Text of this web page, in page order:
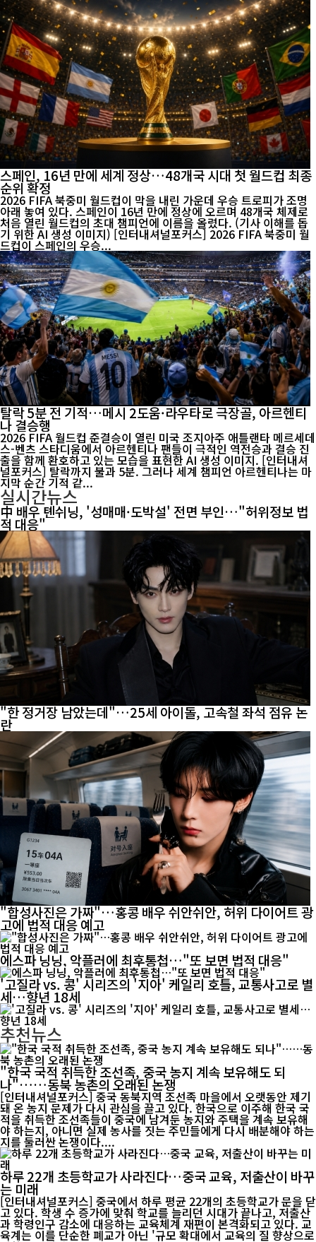
스페인, 16년 만에 세계 정상…48개국 시대 첫 월드컵 최종
순위 확정
2026 FIFA 북중미 월드컵이 막을 내린 가운데 우승 트로피가 조명
아래 놓여 있다. 스페인이 16년 만에 정상에 오르며 48개국 체제로
처음 열린 월드컵의 초대 챔피언에 이름을 올렸다. (기사 이해를 돕
기 위한 AI 생성 이미지) [인터내셔널포커스] 2026 FIFA 북중미 월
드컵이 스페인의 우승...
탈락 5분 전 기적…메시 2도움·라우타로 극장골, 아르헨티
나 결승행
2026 FIFA 월드컵 준결승이 열린 미국 조지아주 애틀랜타 메르세데
스-벤츠 스타디움에서 아르헨티나 팬들이 극적인 역전승과 결승 진
출을 함께 환호하고 있는 모습을 표현한 AI 생성 이미지. [인터내셔
널포커스] 탈락까지 불과 5분. 그러나 세계 챔피언 아르헨티나는 마
지막 순간 기적 같...
실시간뉴스
中 배우 톈쉬닝, '성매매·도박설' 전면 부인…"허위정보 법
적 대응"
"한 정거장 남았는데"…25세 아이돌, 고속철 좌석 점유 논
란
"합성사진은 가짜"…홍콩 배우 쉬안쉬안, 허위 다이어트 광
고에 법적 대응 예고
에스파 닝닝, 악플러에 최후통첩…"또 보면 법적 대응"
'고질라 vs. 콩' 시리즈의 '지아' 케일리 호틀, 교통사고로 별
세…향년 18세
추천뉴스
"한국 국적 취득한 조선족, 중국 농지 계속 보유해도 되
나"……동북 농촌의 오래된 논쟁
[인터내셔널포커스] 중국 동북지역 조선족 마을에서 오랫동안 제기
돼 온 농지 문제가 다시 관심을 끌고 있다. 한국으로 이주해 한국 국
적을 취득한 조선족들이 중국에 남겨둔 농지와 주택을 계속 보유해
야 하는지, 아니면 실제 농사를 짓는 주민들에게 다시 배분해야 하는
지를 둘러싼 논쟁이다....
하루 22개 초등학교가 사라진다…중국 교육, 저출산이 바꾸
는 미래
[인터내셔널포커스] 중국에서 하루 평균 22개의 초등학교가 문을 닫
고 있다. 학생 수 증가에 맞춰 학교를 늘리던 시대가 끝나고, 저출산
과 학령인구 감소에 대응하는 교육체계 재편이 본격화되고 있다. 교
육계는 이를 단순한 폐교가 아닌 '규모 확대에서 교육의 질 향상으로